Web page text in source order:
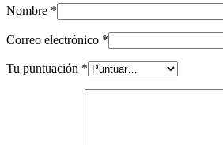
Nombre *
Correo electrónico *
Tu puntuación *